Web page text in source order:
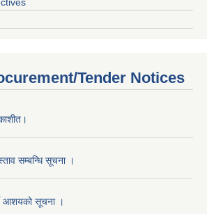
Tender Notices
सम्बन्धि सूचना ।
आशयको सूचना ।